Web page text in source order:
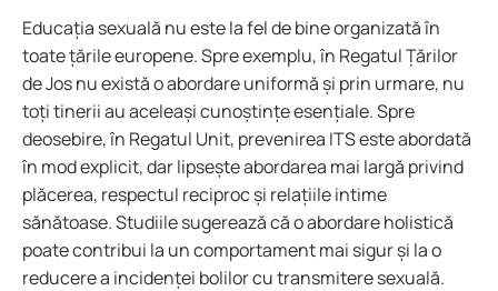
Educația sexuală nu este la fel de bine organizată în
toate țările europene. Spre exemplu, în Regatul Țărilor
de Jos nu există o abordare uniformă și prin urmare, nu
toți tinerii au aceleași cunoștințe esențiale. Spre
deosebire, în Regatul Unit, prevenirea ITS este abordată
în mod explicit, dar lipsește abordarea mai largă privind
plăcerea, respectul reciproc și relațiile intime
sănătoase. Studiile sugerează că o abordare holistică
poate contribui la un comportament mai sigur și la o
reducere a incidenței bolilor cu transmitere sexuală.